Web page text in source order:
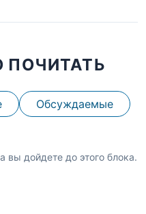
Обсуждаемые
вы дойдете до этого блока.